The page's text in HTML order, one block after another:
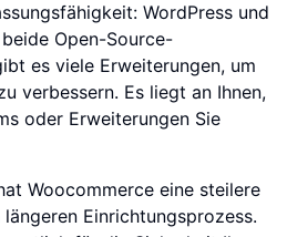
WordPress und
Open-Source-
es viele Erweiterungen, um
verbessern. Es liegt an Ihnen,
oder Erweiterungen Sie
Woocommerce eine steilere
Einrichtungsprozess.